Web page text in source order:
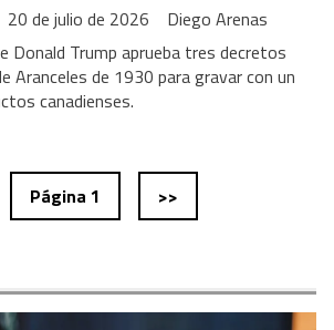
Diego Arenas
20 de julio de 2026
Donald Trump aprueba tres decretos
Aranceles de 1930 para gravar con un
canadienses.
Página 1 >>